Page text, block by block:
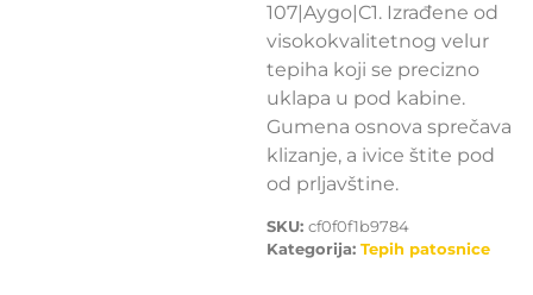
107|Aygo|C1. Izrađene od
visokokvalitetnog velur
tepiha koji se precizno
uklapa u pod kabine.
Gumena osnova sprečava
klizanje, a ivice štite pod
od prljavštine.
SKU: cf0f0f1b9784
Kategorija: Tepih patosnice